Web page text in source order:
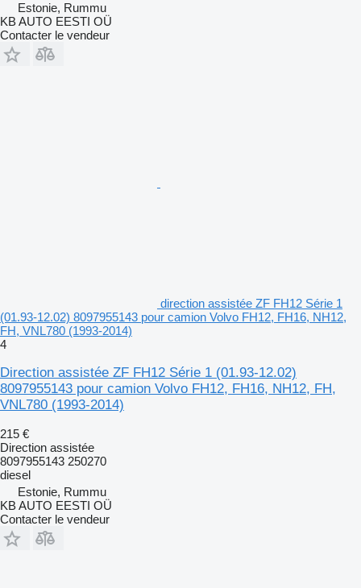
Estonie, Rummu
KB AUTO EESTI OÜ
Contacter le vendeur
direction assistée ZF FH12 Série 1
(01.93-12.02) 8097955143 pour camion Volvo FH12, FH16, NH12,
FH, VNL780 (1993-2014)
4
Direction assistée ZF FH12 Série 1 (01.93-12.02)
8097955143 pour camion Volvo FH12, FH16, NH12, FH,
VNL780 (1993-2014)
215 €
Direction assistée
8097955143 250270
diesel
Estonie, Rummu
KB AUTO EESTI OÜ
Contacter le vendeur